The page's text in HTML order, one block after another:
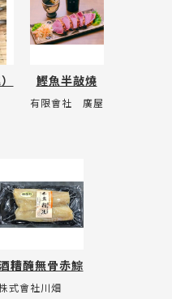
鰹魚半敲燒
有限會社 廣屋
糟醃無骨赤鯮
式會社川畑